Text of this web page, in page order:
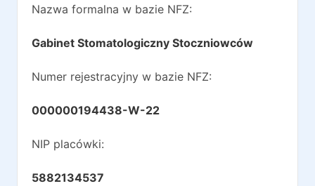
Nazwa formalna w bazie NFZ:
Gabinet Stomatologiczny Stoczniowców
Numer rejestracyjny w bazie NFZ:
000000194438-W-22
NIP placówki:
5882134537